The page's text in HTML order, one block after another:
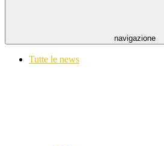
navigazione
Tutte le news